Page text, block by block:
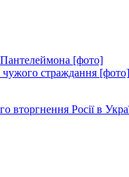
Пантелеймона [фото]
чужого страждання [фото]
вторгнення Росії в